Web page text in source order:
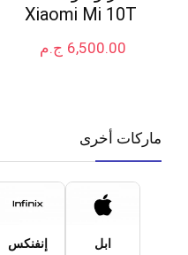
Xiaomi Mi 10T
ج.م 6,500.00
ماركات أخرى
ابل إنفنكس